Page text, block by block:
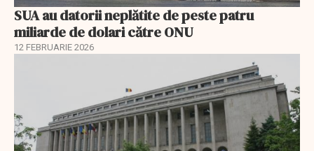
SUA au datorii neplătite de peste patru
miliarde de dolari către ONU
12 FEBRUARIE 2026